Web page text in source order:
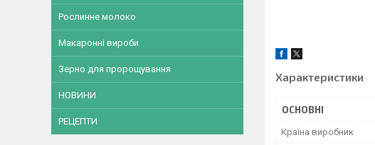
Характеристики
ОСНОВНІ
Країна виробник
Рослинне молоко
Макаронні вироби
Зерно для пророщування
НОВИНИ
РЕЦЕПТИ